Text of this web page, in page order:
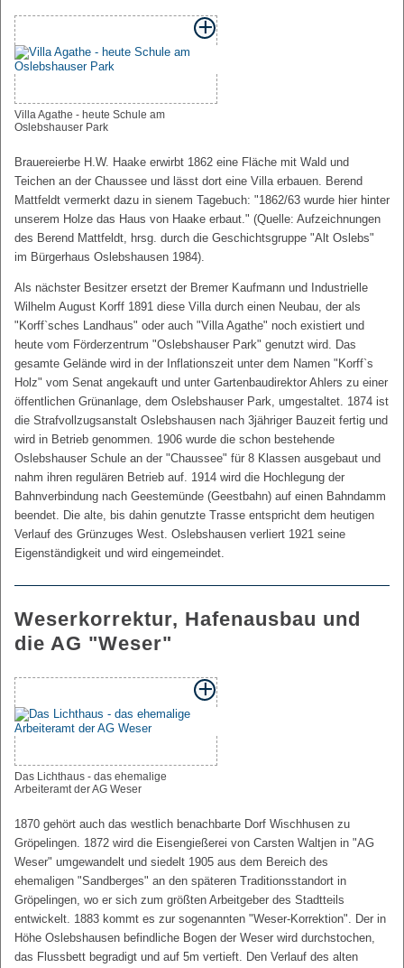
Villa Agathe - heute Schule am
Oslebshauser Park
Brauereierbe H.W. Haake erwirbt 1862 eine Fläche mit Wald und
Teichen an der Chaussee und lässt dort eine Villa erbauen. Berend
Mattfeldt vermerkt dazu in sienem Tagebuch: "1862/63 wurde hier hinter
unserem Holze das Haus von Haake erbaut." (Quelle: Aufzeichnungen
des Berend Mattfeldt, hrsg. durch die Geschichtsgruppe "Alt Oslebs"
im Bürgerhaus Oslebshausen 1984).
Als nächster Besitzer ersetzt der Bremer Kaufmann und Industrielle
Wilhelm August Korff 1891 diese Villa durch einen Neubau, der als
"Korff`sches Landhaus" oder auch "Villa Agathe" noch existiert und
heute vom Förderzentrum "Oslebshauser Park" genutzt wird. Das
gesamte Gelände wird in der Inflationszeit unter dem Namen "Korff`s
Holz" vom Senat angekauft und unter Gartenbaudirektor Ahlers zu einer
öffentlichen Grünanlage, dem Oslebshauser Park, umgestaltet. 1874 ist
die Strafvollzugsanstalt Oslebshausen nach 3jähriger Bauzeit fertig und
wird in Betrieb genommen. 1906 wurde die schon bestehende
Oslebshauser Schule an der "Chaussee" für 8 Klassen ausgebaut und
nahm ihren regulären Betrieb auf. 1914 wird die Hochlegung der
Bahnverbindung nach Geestemünde (Geestbahn) auf einen Bahndamm
beendet. Die alte, bis dahin genutzte Trasse entspricht dem heutigen
Verlauf des Grünzuges West. Oslebshausen verliert 1921 seine
Eigenständigkeit und wird eingemeindet.
Weserkorrektur, Hafenausbau und
die AG "Weser"
Das Lichthaus - das ehemalige
Arbeiteramt der AG Weser
1870 gehört auch das westlich benachbarte Dorf Wischhusen zu
Gröpelingen. 1872 wird die Eisengießerei von Carsten Waltjen in "AG
Weser" umgewandelt und siedelt 1905 aus dem Bereich des
ehemaligen "Sandberges" an den späteren Traditionsstandort in
Gröpelingen, wo er sich zum größten Arbeitgeber des Stadtteils
entwickelt. 1883 kommt es zur sogenannten "Weser-Korrektion". Der in
Höhe Oslebshausen befindliche Bogen der Weser wird durchstochen,
das Flussbett begradigt und auf 5m vertieft. Den Verlauf des alten